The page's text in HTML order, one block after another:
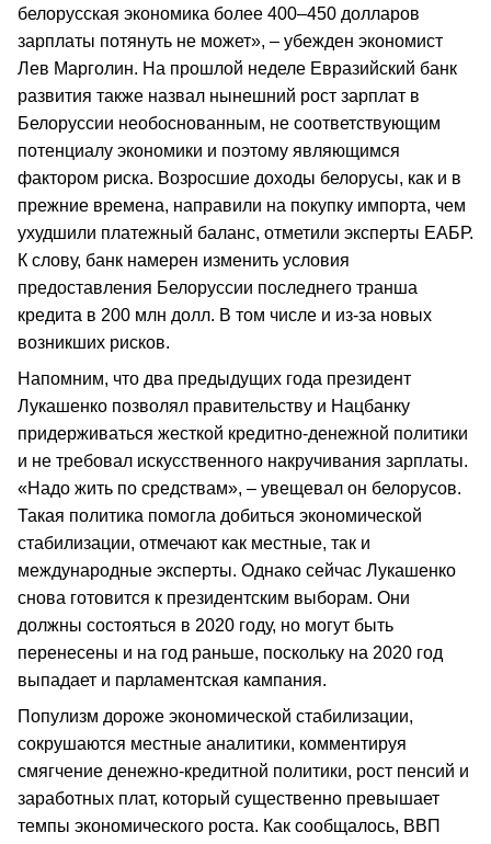
белорусская экономика более 400–450 долларов
зарплаты потянуть не может», – убежден экономист
Лев Марголин. На прошлой неделе Евразийский банк
развития также назвал нынешний рост зарплат в
Белоруссии необоснованным, не соответствующим
потенциалу экономики и поэтому являющимся
фактором риска. Возросшие доходы белорусы, как и в
прежние времена, направили на покупку импорта, чем
ухудшили платежный баланс, отметили эксперты ЕАБР.
К слову, банк намерен изменить условия
предоставления Белоруссии последнего транша
кредита в 200 млн долл. В том числе и из-за новых
возникших рисков.
Напомним, что два предыдущих года президент
Лукашенко позволял правительству и Нацбанку
придерживаться жесткой кредитно-денежной политики
и не требовал искусственного накручивания зарплаты.
«Надо жить по средствам», – увещевал он белорусов.
Такая политика помогла добиться экономической
стабилизации, отмечают как местные, так и
международные эксперты. Однако сейчас Лукашенко
снова готовится к президентским выборам. Они
должны состояться в 2020 году, но могут быть
перенесены и на год раньше, поскольку на 2020 год
выпадает и парламентская кампания.
Популизм дороже экономической стабилизации,
сокрушаются местные аналитики, комментируя
смягчение денежно-кредитной политики, рост пенсий и
заработных плат, который существенно превышает
темпы экономического роста. Как сообщалось, ВВП